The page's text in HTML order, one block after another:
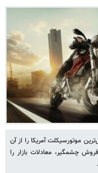
موتورسیکلت آمریکا را از آن
چشمگیر، معادلات بازار را